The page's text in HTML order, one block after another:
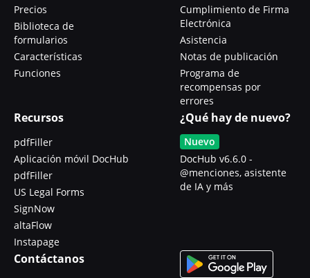
Precios
Biblioteca de
formularios
Características
Funciones
Cumplimiento de Firma
Electrónica
Asistencia
Notas de publicación
Programa de
recompensas por
errores
Recursos
pdfFiller
Aplicación móvil DocHub
pdfFiller
US Legal Forms
SignNow
altaFlow
Instapage
¿Qué hay de nuevo?
Nuevo
DocHub v6.6.0 -
@menciones, asistente
de IA y más
Contáctanos